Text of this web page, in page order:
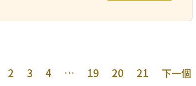
2 3 4 … 19 20 21 下一個